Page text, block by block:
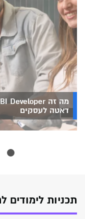
דאטה לעסקים
תכניות לימודים